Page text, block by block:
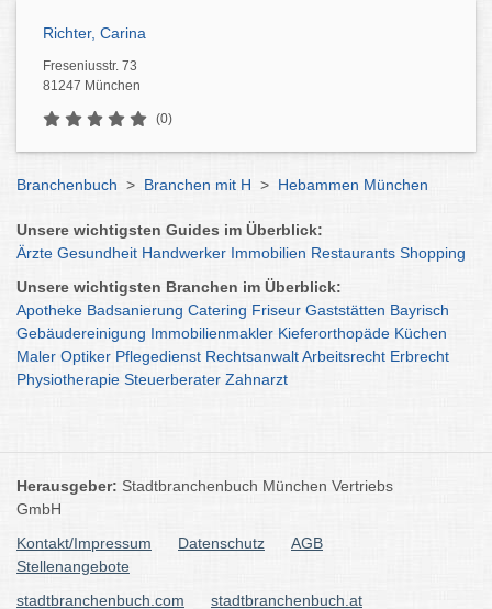
Richter, Carina
Freseniusstr. 73
81247 München
(0)
Branchenbuch > Branchen mit H > Hebammen München
Unsere wichtigsten Guides im Überblick:
Ärzte Gesundheit Handwerker Immobilien Restaurants Shopping
Unsere wichtigsten Branchen im Überblick:
Apotheke Badsanierung Catering Friseur Gaststätten Bayrisch
Gebäudereinigung Immobilienmakler Kieferorthopäde Küchen
Maler Optiker Pflegedienst RechtsanwaltArbeitsrecht Erbrecht
Physiotherapie Steuerberater Zahnarzt
Herausgeber: Stadtbranchenbuch München Vertriebs
GmbH
Kontakt/Impressum
Datenschutz
AGB
Stellenangebote
stadtbranchenbuch.com
stadtbranchenbuch.at